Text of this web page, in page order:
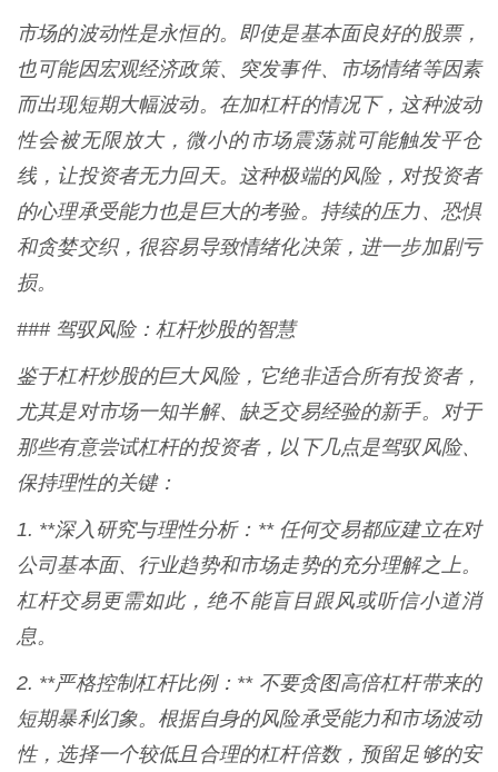
市场的波动性是永恒的。即使是基本面良好的股票，
也可能因宏观经济政策、突发事件、市场情绪等因素
而出现短期大幅波动。在加杠杆的情况下，这种波动
性会被无限放大，微小的市场震荡就可能触发平仓
线，让投资者无力回天。这种极端的风险，对投资者
的心理承受能力也是巨大的考验。持续的压力、恐惧
和贪婪交织，很容易导致情绪化决策，进一步加剧亏
损。
### 驾驭风险：杠杆炒股的智慧
鉴于杠杆炒股的巨大风险，它绝非适合所有投资者，
尤其是对市场一知半解、缺乏交易经验的新手。对于
那些有意尝试杠杆的投资者，以下几点是驾驭风险、
保持理性的关键：
1. **深入研究与理性分析：** 任何交易都应建立在对
公司基本面、行业趋势和市场走势的充分理解之上。
杠杆交易更需如此，绝不能盲目跟风或听信小道消
息。
2. **严格控制杠杆比例：** 不要贪图高倍杠杆带来的
短期暴利幻象。根据自身的风险承受能力和市场波动
性，选择一个较低且合理的杠杆倍数，预留足够的安